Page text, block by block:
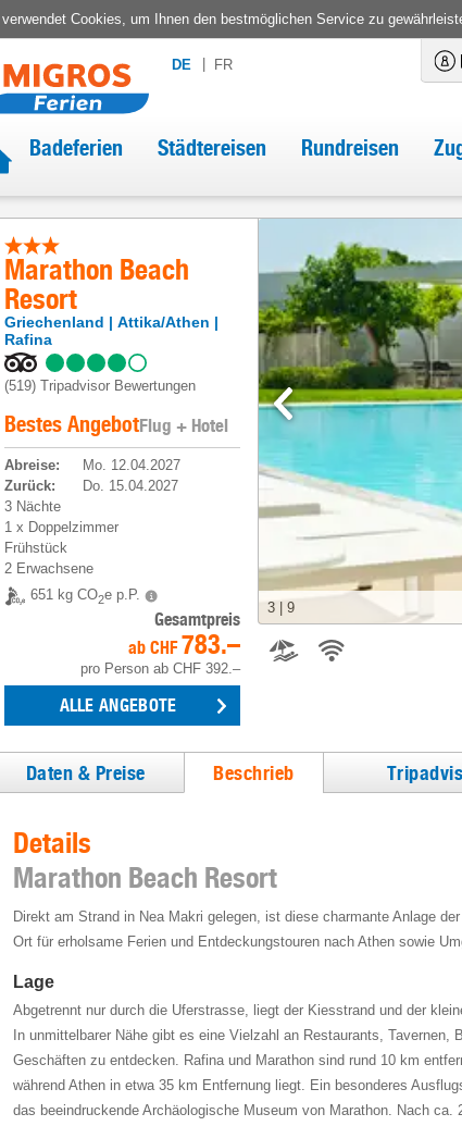
Cookies, um Ihnen den bestmöglichen Service zu
DE FR
Badeferien Städtereisen Rundreisen
Marathon Beach
Resort
Griechenland
Attika/Athen
Rafina
(519) Tripadvisor Bewertungen
Bestes AngebotFlug + Hotel
Abreise:
Mo. 12.04.2027
Zurück:
Do. 15.04.2027
3 Nächte
1 x Doppelzimmer
Frühstück
2 Erwachsene
651 kg CO2e p.P.
Gesamtpreis
ab CHF 783.–
pro Person ab CHF 392.–
ALLE ANGEBOTE
3 9
Daten & Preise Beschrieb
Details
Marathon Beach Resort
Direkt am Strand in Nea Makri gelegen, ist diese charmante Anlage
Ort für erholsame Ferien und Entdeckungstouren nach Athen sowie
Lage
Abgetrennt nur durch die Uferstrasse, liegt der Kiesstrand und der
In unmittelbarer Nähe gibt es eine Vielzahl an Restaurants, Tavernen,
Geschäften zu entdecken. Rafina und Marathon sind rund 10 km
während Athen in etwa 35 km Entfernung liegt. Ein besonderes
das beeindruckende Archäologische Museum von Marathon. Nach ca.